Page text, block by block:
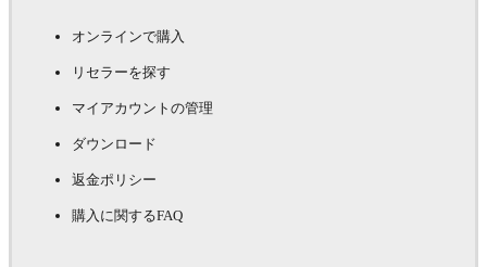
オンラインで購入
リセラーを探す
マイアカウントの管理
ダウンロード
返金ポリシー
購入に関するFAQ